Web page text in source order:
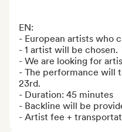
EN:
- European artists who
- 1 artist will be chosen.
- We are looking for
- The performance will
23rd.
- Duration: 45 minutes
- Backline will be
- Artist fee +